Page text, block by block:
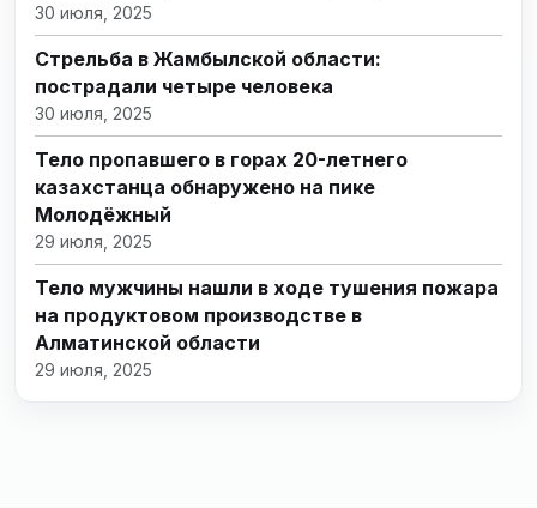
30 июля, 2025
Стрельба в Жамбылской области:
пострадали четыре человека
30 июля, 2025
Тело пропавшего в горах 20-летнего
казахстанца обнаружено на пике
Молодёжный
29 июля, 2025
Тело мужчины нашли в ходе тушения пожара
на продуктовом производстве в
Алматинской области
29 июля, 2025